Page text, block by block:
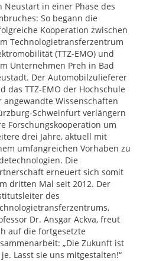
Neustart in einer Phase des
So begann die
Kooperation zwischen
Technologietransferzentrum
(TTZ-EMO) und
Unternehmen Preh in Bad
Der Automobilzulieferer
das TTZ-EMO der Hochschule
angewandte Wissenschaften
Schweinfurt verlängern
Forschungskooperation um
drei Jahre, aktuell mit
umfangreichen Vorhaben zu
Die
erneuert sich somit
dritten Mal seit 2012. Der
des
Dr. Ansgar Ackva, freut
auf die fortgesetzte
„Die Zukunft ist
Lasst sie uns mitgestalten!“